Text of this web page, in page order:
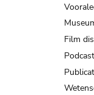
Film